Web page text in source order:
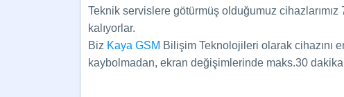
Teknik servislere götürmüş olduğumuz
kalıyorlar.
Biz Kaya GSM Bilişim Teknolojileri olarak cihazını
kaybolmadan, ekran değişimlerinde maks.30